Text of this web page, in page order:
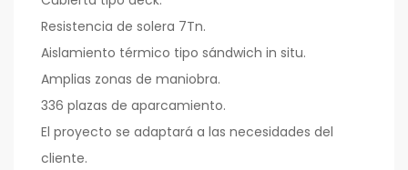
Resistencia de solera 7Tn.
Aislamiento térmico tipo sándwich in situ.
Amplias zonas de maniobra.
336 plazas de aparcamiento.
El proyecto se adaptará a las necesidades del
cliente.